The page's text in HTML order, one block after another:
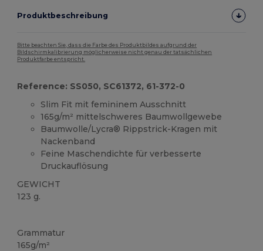
Produktbeschreibung
Bitte beachten Sie, dass die Farbe des Produktbildes aufgrund der
Bildschirmkalibrierung möglicherweise nicht genau der tatsächlichen
Produktfarbe entspricht.
Reference: SS050, SC61372, 61-372-0
Slim Fit mit femininem Ausschnitt
165g/m² mittelschweres Baumwollgewebe
Baumwolle/Lycra® Rippstrick-Kragen mit
Nackenband
Feine Maschendichte für verbesserte
Druckauflösung
GEWICHT
123 g.
Grammatur
165g/m²